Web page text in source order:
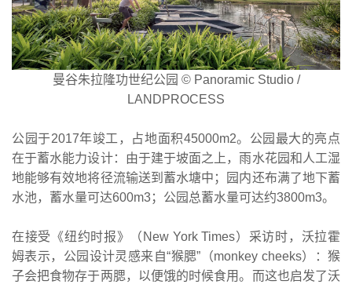
曼谷朱拉隆功世纪公园 © Panoramic Studio /
LANDPROCESS
公园于2017年竣工，占地面积45000m2。公园最大的亮点
在于蓄水能力设计：由于建于坡面之上，雨水花园和人工湿
地能够有效地将径流输送到蓄水塘中；园内还布满了地下蓄
水池，蓄水量可达600m3；公园总蓄水量可达约3800m3。
在接受《纽约时报》（New York Times）采访时，沃拉霍
姆表示，公园设计灵感来自“猴腮”（monkey cheeks）：猴
子会把食物存于两腮，以便饿的时候食用。而这也启发了沃